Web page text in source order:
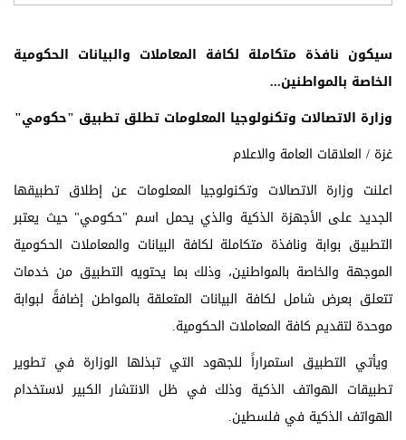
سيكون نافذة متكاملة لكافة المعاملات والبيانات الحكومية
الخاصة بالمواطنين...
وزارة الاتصالات وتكنولوجيا المعلومات تطلق تطبيق "حكومي"
غزة / العلاقات العامة والاعلام
اعلنت وزارة الاتصالات وتكنولوجيا المعلومات عن إطلاق تطبيقها
الجديد على الأجهزة الذكية والذي يحمل اسم "حكومي" حيث يعتبر
التطبيق بوابة ونافذة متكاملة لكافة البيانات والمعاملات الحكومية
الموجهة والخاصة بالمواطنين، وذلك بما يحتويه التطبيق من خدمات
تتعلق بعرض شامل لكافة البيانات المتعلقة بالمواطن إضافةً لبوابة
موحدة لتقديم كافة المعاملات الحكومية.
ويأتي التطبيق استمراراً للجهود التي تبذلها الوزارة في تطوير
تطبيقات الهواتف الذكية وذلك في ظل الانتشار الكبير لاستخدام
الهواتف الذكية في فلسطين.